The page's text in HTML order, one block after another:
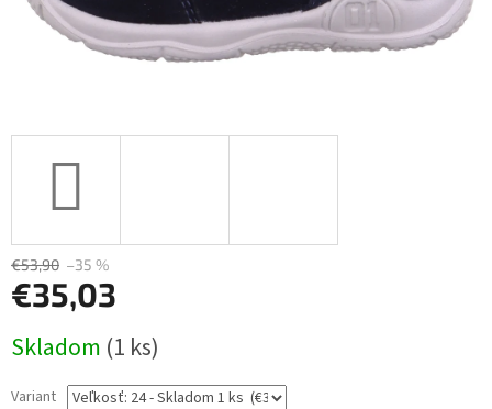
€53,90 –35 %
€35,03
cena:
Skladom (1 ks)
Variant